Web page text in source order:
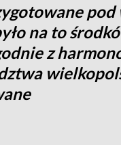
na to
z